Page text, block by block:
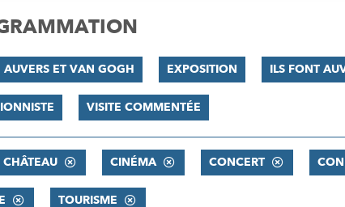
AUVERS ET VAN GOGH EXPOSITION ILS FONT
VISITE COMMENTÉE
CHÂTEAU CINÉMA CONCERT
TOURISME